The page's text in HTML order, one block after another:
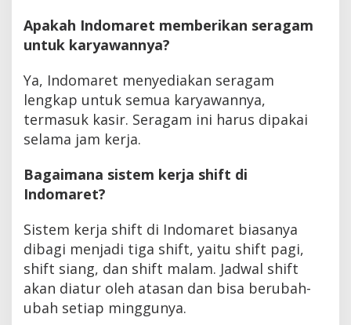
Apakah Indomaret memberikan seragam
untuk karyawannya?
Ya, Indomaret menyediakan seragam
lengkap untuk semua karyawannya,
termasuk kasir. Seragam ini harus dipakai
selama jam kerja.
Bagaimana sistem kerja shift di
Indomaret?
Sistem kerja shift di Indomaret biasanya
dibagi menjadi tiga shift, yaitu shift pagi,
shift siang, dan shift malam. Jadwal shift
akan diatur oleh atasan dan bisa berubah-
ubah setiap minggunya.